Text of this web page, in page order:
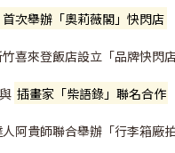
首次舉辦「奧莉薇閣」快閃店
喜來登飯店設立「品牌快閃店
插畫家「柴語錄」聯名合作
阿貴師聯合舉辦「行李箱廠拍